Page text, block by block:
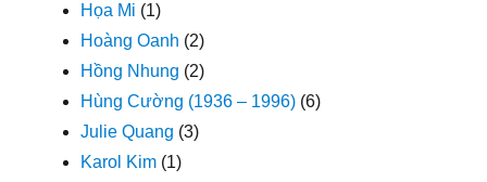
Họa Mi (1)
Hoàng Oanh (2)
Hồng Nhung (2)
Hùng Cường (1936 – 1996) (6)
Julie Quang (3)
Karol Kim (1)